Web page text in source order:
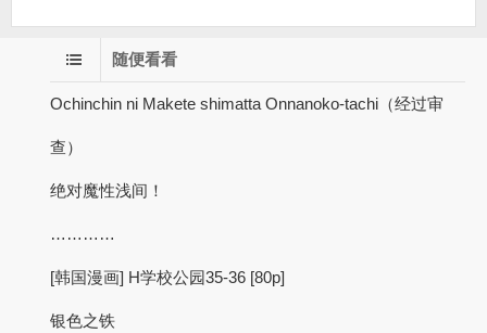
随便看看
Ochinchin ni Makete shimatta Onnanoko-tachi（经过审
查）
绝对魔性浅间！
…………
[韩国漫画] H学校公园35-36 [80p]
银色之铁